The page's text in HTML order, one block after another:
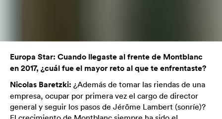
Europa Star: Cuando llegaste al frente de Montblanc
en 2017, ¿cuál fue el mayor reto al que te enfrentaste?
Nicolas Baretzki: ¿Además de tomar las riendas de una
empresa, ocupar por primera vez el cargo de director
general y seguir los pasos de Jérôme Lambert (sonríe)?